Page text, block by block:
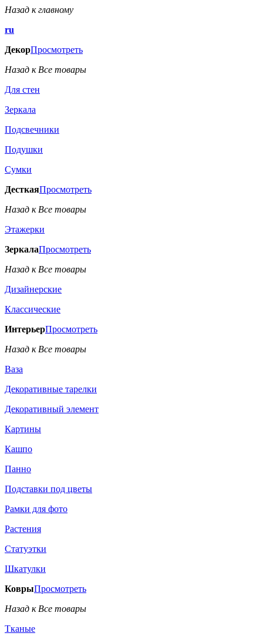
Назад к главному
ru
ДекорПросмотреть
Назад к Все товары
Для стен
Зеркала
Подсвечники
Подушки
Сумки
ДесткаяПросмотреть
Назад к Все товары
Этажерки
ЗеркалаПросмотреть
Назад к Все товары
Дизайнерские
Классические
ИнтерьерПросмотреть
Назад к Все товары
Ваза
Декоративные тарелки
Декоративный элемент
Картины
Кашпо
Панно
Подставки под цветы
Рамки для фото
Растения
Статуэтки
Шкатулки
КоврыПросмотреть
Назад к Все товары
Тканые